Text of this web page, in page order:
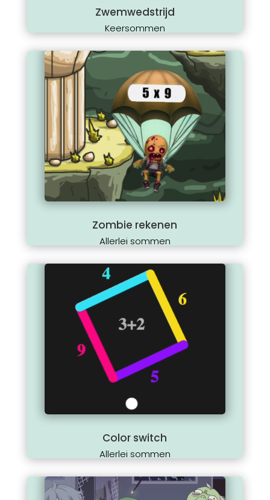
Zwemwedstrijd
Keersommen
Zombie rekenen
Allerlei sommen
Color switch
Allerlei sommen